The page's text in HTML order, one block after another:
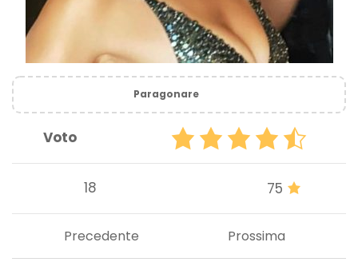
Paragonare
Voto
18 75
Prossima
Precedente